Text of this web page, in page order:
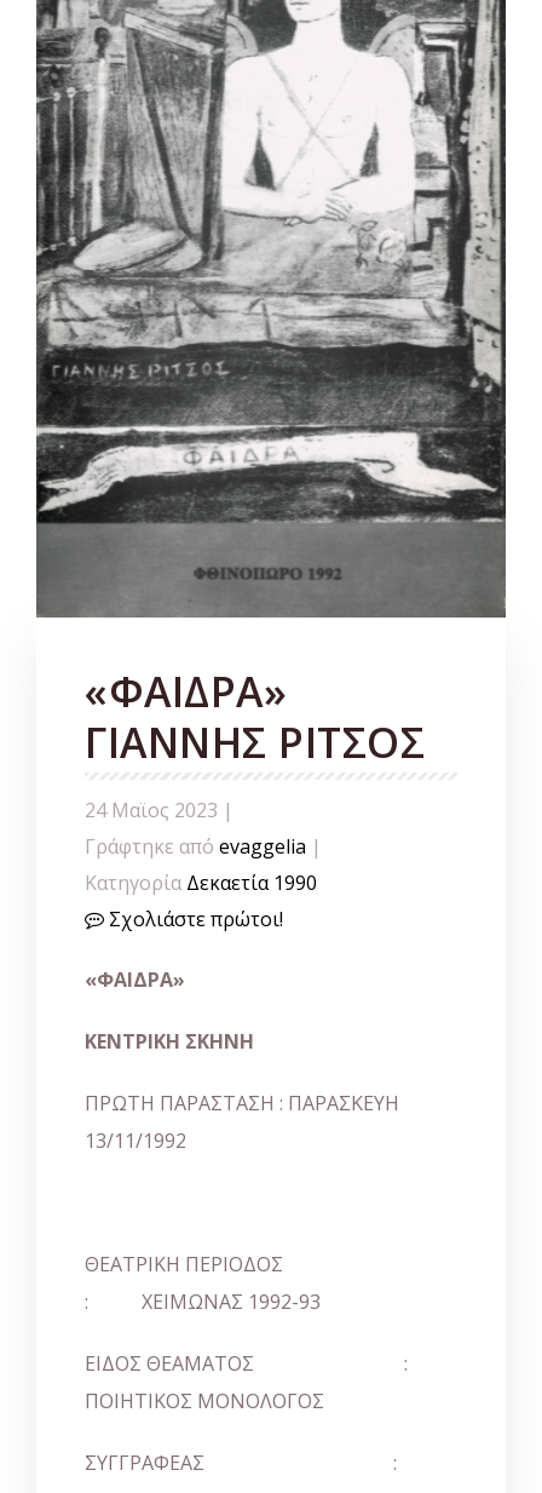
«ΦΑΙΔΡΑ»
ΓΙΑΝΝΗΣ ΡΙΤΣΟΣ
24 Μαϊος 2023 |
Γράφτηκε από evaggelia |
Κατηγορία Δεκαετία 1990
Σχολιάστε πρώτοι!
«ΦΑΙΔΡΑ»
ΚΕΝΤΡΙΚΗ ΣΚΗΝΗ
ΠΡΩΤΗ ΠΑΡΑΣΤΑΣΗ : ΠΑΡΑΣΚΕΥΗ
13/11/1992
ΘΕΑΤΡΙΚΗ ΠΕΡΙΟΔΟΣ
: ΧΕΙΜΩΝΑΣ 1992-93
ΕΙΔΟΣ ΘΕΑΜΑΤΟΣ :
ΠΟΙΗΤΙΚΟΣ ΜΟΝΟΛΟΓΟΣ
ΣΥΓΓΡΑΦΕΑΣ :